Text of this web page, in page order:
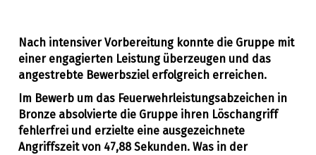
Nach intensiver Vorbereitung konnte die Gruppe mit
einer engagierten Leistung überzeugen und das
angestrebte Bewerbsziel erfolgreich erreichen.
Im Bewerb um das Feuerwehrleistungsabzeichen in
Bronze absolvierte die Gruppe ihren Löschangriff
fehlerfrei und erzielte eine ausgezeichnete
Angriffszeit von 47,88 Sekunden. Was in der